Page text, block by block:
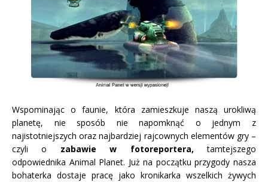
Wspominając o faunie, która zamieszkuje naszą urokliwą
planetę, nie sposób nie napomknąć o jednym z
najistotniejszych oraz najbardziej rajcownych elementów gry –
czyli o zabawie w fotoreportera, tamtejszego
odpowiednika Animal Planet. Już na początku przygody nasza
bohaterka dostaje pracę jako kronikarka wszelkich żywych